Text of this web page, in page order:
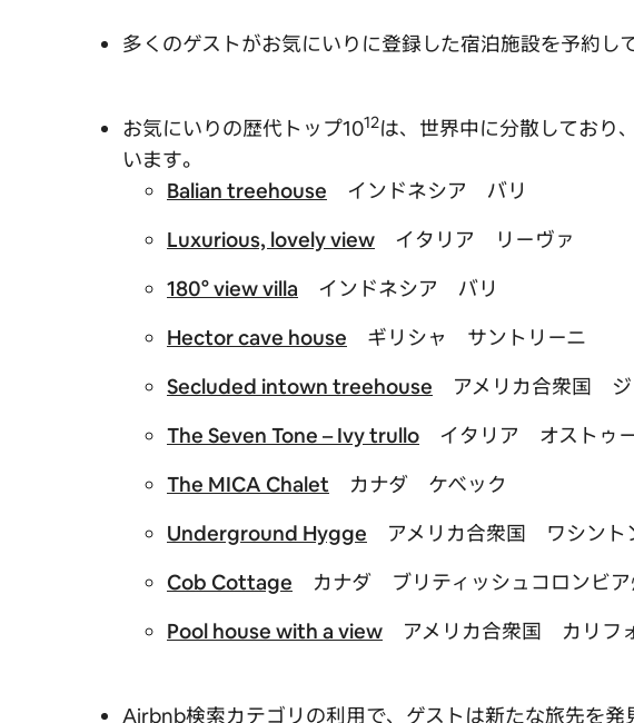
多くのゲストがお気にいりに登録した宿泊施設を予約し
お気にいりの歴代トップ1012は、世界中に分散しており
います。
Balian treehouse インドネシア バリ
Luxurious, lovely view イタリア リーヴァ
180° view villa インドネシア バリ
Hector cave house ギリシャ サントリーニ
Secluded intown treehouse アメリカ合衆国 ジ
The Seven Tone – Ivy trullo イタリア オストゥ
The MICA Chalet カナダ ケベック
Underground Hygge アメリカ合衆国 ワシント
Cob Cottage カナダ ブリティッシュコロンビア
Pool house with a view アメリカ合衆国 カリフ
Airbnb検索カテゴリの利用で、ゲストは新たな旅先を